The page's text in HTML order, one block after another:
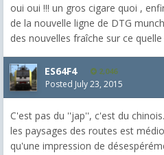
oui oui !!! un gros cigare quoi ,
de la nouvelle ligne de DTG
des nouvelles fraîche sur ce
ES64F4 2,046
Posted July 23, 2015
C'est pas du ''jap'', c'est du
les paysages des routes est
qu'une impression de